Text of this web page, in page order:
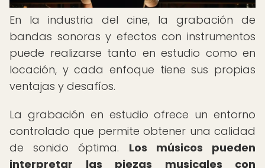
En la industria del cine, la grabación de
bandas sonoras y efectos con instrumentos
puede realizarse tanto en estudio como en
locación, y cada enfoque tiene sus propias
ventajas y desafíos.
La grabación en estudio ofrece un entorno
controlado que permite obtener una calidad
de sonido óptima. Los músicos pueden
interpretar las piezas musicales con